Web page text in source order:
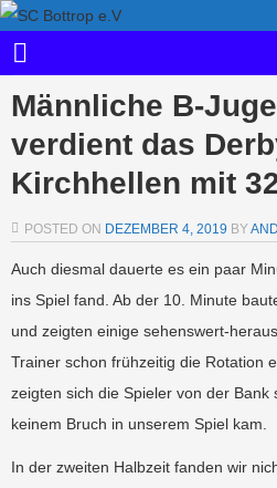
Männliche B-
verdient das
Kirchhellen mit
POSTED ON DEZEMBER 4, 2019 BY
Auch diesmal dauerte es ein paar
ins Spiel fand. Ab der 10. Minute
und zeigten einige sehenswert-
Trainer schon frühzeitig die Rotation
zeigten sich die Spieler von der Bank
keinem Bruch in unserem Spiel kam.
In der zweiten Halbzeit fanden wir